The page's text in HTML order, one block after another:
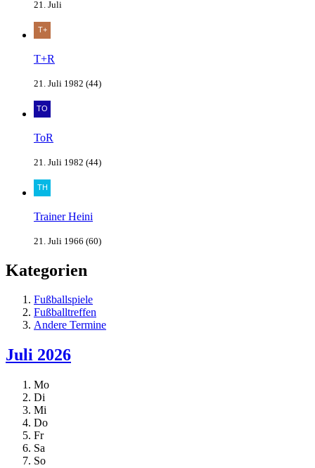
21. Juli
T+R
21. Juli 1982 (44)
ToR
21. Juli 1982 (44)
Trainer Heini
21. Juli 1966 (60)
Kategorien
Fußballspiele
Fußballtreffen
Andere Termine
Juli 2026
Mo
Di
Mi
Do
Fr
Sa
So